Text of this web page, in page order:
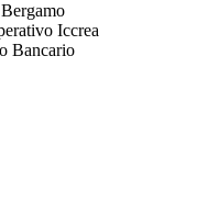
Iccrea
Bancario